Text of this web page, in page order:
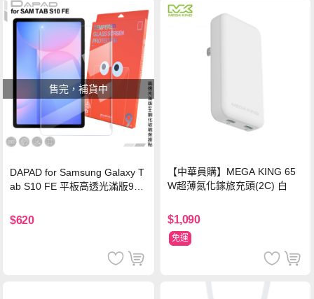
售完，補貨中
DAPAD for Samsung Galaxy T
ab S10 FE 平板高透光滿版9H
$620
【中華員購】MEGA KING 65
W超薄氮化鎵旅充頭(2C) 白
$1,090
免運